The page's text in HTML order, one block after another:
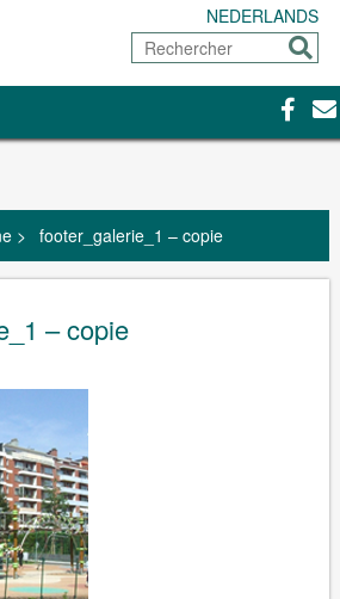
NEDERLANDS
Rechercher
> footer_galerie_1 – copie
– copie